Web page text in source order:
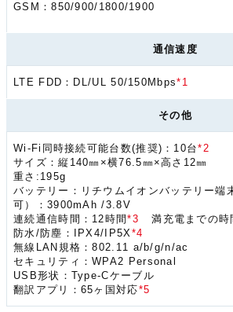
GSM：850/900/1800/1900
通信速度
LTE FDD：DL/UL 50/150Mbps*1
その他
Wi-Fi同時接続可能台数(推奨)：10台*2
サイズ：縦140㎜×横76.5㎜×高さ12㎜
重さ:195g
バッテリー：リチウムイオンバッテリー端
可）：3900mAh /3.8V
連続通信時間：12時間*3
満充電までの時
防水/防塵：IPX4/IP5X*4
無線LAN規格：802.11 a/b/g/n/ac
セキュリティ：WPA2 Personal
USB形状：Type-Cケーブル
翻訳アプリ：65ヶ国対応*5